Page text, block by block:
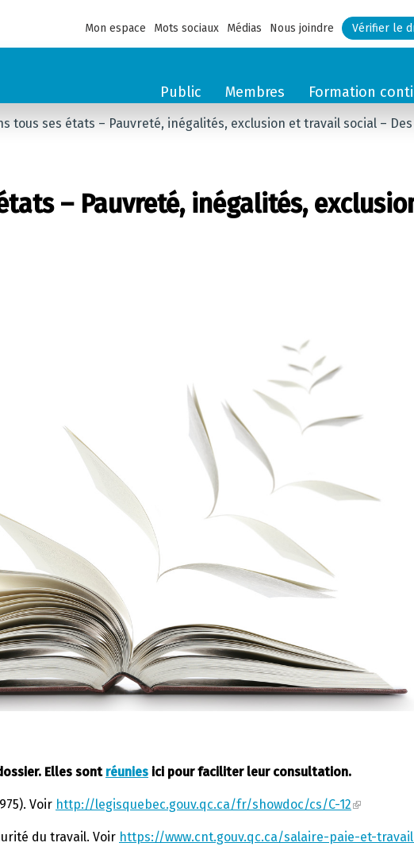
Mon espace Mots sociaux Médias Nous joindre Vérifier le
Public Membres Formation
tous ses états – Pauvreté, inégalités, exclusion et travail social –
– Pauvreté, inégalités,
Elles sont réunies ici pour faciliter leur consultation.
Voir http://legisquebec.gouv.qc.ca/fr/showdoc/cs/C-12
du travail. Voir https://www.cnt.gouv.qc.ca/salaire-paie-et-